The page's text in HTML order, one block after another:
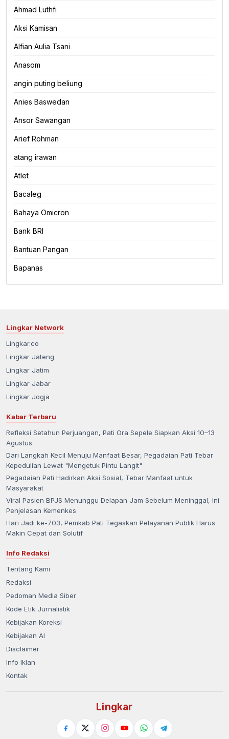
Ahmad Luthfi
Aksi Kamisan
Alfian Aulia Tsani
Anasom
angin puting beliung
Anies Baswedan
Ansor Sawangan
Arief Rohman
atang irawan
Atlet
Bacaleg
Bahaya Omicron
Bank BRI
Bantuan Pangan
Bapanas
Lingkar Network
Lingkar.co
Lingkar Jateng
Lingkar Jatim
Lingkar Jabar
Lingkar Jogja
Kabar Terbaru
Refleksi Setahun Perjuangan, Pati Ora Sepele Siapkan Aksi 10–13
Agustus
Dari Langkah Kecil Menuju Manfaat Besar, Pegadaian Pati Tebar
Kepedulian Lewat "Mengetuk Pintu Langit"
Pegadaian Pati Hadirkan Aksi Sosial, Tebar Manfaat untuk
Masyarakat
Viral Pasien BPJS Menunggu Delapan Jam Sebelum Meninggal, Ini
Penjelasan Kemenkes
Hari Jadi ke-703, Pemkab Pati Tegaskan Pelayanan Publik Harus
Makin Cepat dan Solutif
Info Redaksi
Tentang Kami
Redaksi
Pedoman Media Siber
Kode Etik Jurnalistik
Kebijakan Koreksi
Kebijakan AI
Disclaimer
Info Iklan
Kontak
Lingkar